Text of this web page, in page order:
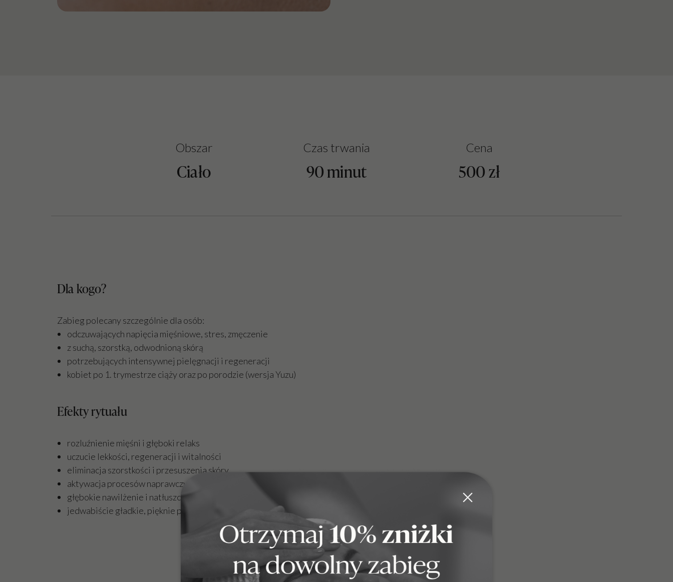
Obszar
Ciało
Czas trwania
90 minut
Cena
500 zł
Dla kogo?
Zabieg polecany szczególnie dla osób:
odczuwających napięcia mięśniowe, stres, zmęczenie
z suchą, szorstką, odwodnioną skórą
potrzebujących intensywnej pielęgnacji i regeneracji
kobiet po 1. trymestrze ciąży oraz po porodzie (wersja Yuzu)
Efekty rytuału
rozluźnienie mięśni i głęboki relaks
uczucie lekkości, regeneracji i witalności
eliminacja szorstkości i przesuszenia skóry
aktywacja procesów naprawczych
głębokie nawilżenie i natłuszczenie
jedwabiście gładkie, pięknie pachnące ciało